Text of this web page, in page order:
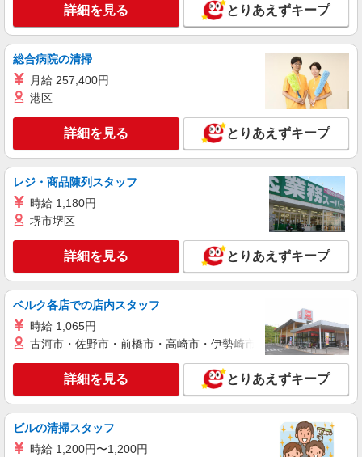
時給1500円〜2125円 ＜日払い有/週払い有/交
通費全支給(ガソリン代含む)＞
松本市内
キープ 詳細を見る
派遣社員
株式会社kotrio /●MT-H-1875651
＜松本市＞病院の看護助手＊医療行為はありま
せん！補助のみ！
時給1500円〜2125円 ＜日払い有/週払い有/交
キープ 詳細を見る
（株）ウィルオブ・ワークCW 松本支店/ms200201
時給1150円 ◆前払い・日払い・週払いOK
キープ 詳細を見る
派遣社員
詳細を見る とりあえずキープ
総合病院の清掃
月給 257,400円
港区
詳細を見る とりあえずキープ
レジ・商品陳列スタッフ
時給 1,180円
堺市堺区
詳細を見る とりあえずキープ
ベルク各店での店内スタッフ
時給 1,065円
古河市・佐野市・前橋市・高崎市・伊勢崎市・太田市・館林市
詳細を見る とりあえずキープ
ビルの清掃スタッフ
時給 1,200円〜1,200円